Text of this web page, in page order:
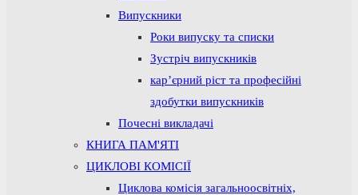
Випускники
Роки випуску та списки
Зустріч випускників
кар’єрний ріст та професійні
здобутки випускників
Почесні викладачі
КНИГА ПАМ'ЯТІ
ЦИКЛОВІ КОМІСІЇ
Циклова комісія загальноосвітніх,